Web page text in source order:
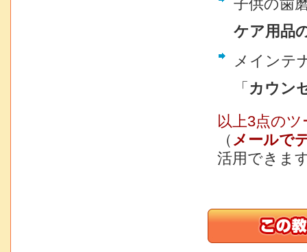
子供の歯
ケア用品
メインテ
「 カウン
以上3点のツ
（ メールで
活用できま